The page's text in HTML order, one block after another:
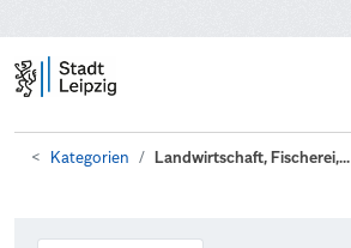
Kategorien Landwirtschaft, Fischerei,...